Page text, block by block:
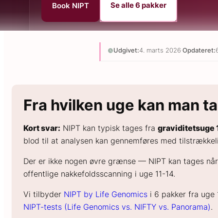
Book NIPT Se alle 6 pakker
Udgivet:4. marts 2026·Opdateret:
Fra hvilken uge kan man
Kort svar: NIPT kan typisk tages fra graviditetsuge
blod til at analysen kan gennemføres med
Der er ikke nogen øvre grænse — NIPT kan tages
offentlige nakkefoldsscanning i uge 11-14.
Vi tilbyder NIPT by Life Genomics i 6 pakker fra
NIPT-tests (Life Genomics vs. NIFTY vs. Panorama).